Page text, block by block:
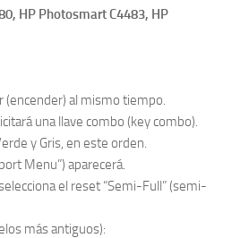
HP Photosmart C4483, HP
(encender) al mismo tiempo.
una llave combo (key combo).
y Gris, en este orden.
Menu”) aparecerá.
el reset “Semi-Full” (semi-
más antiguos):